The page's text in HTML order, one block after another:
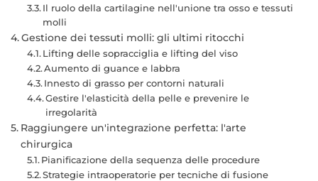
Il ruolo della cartilagine nell'unione tra osso e tessuti
molli
Gestione dei tessuti molli: gli ultimi ritocchi
Lifting delle sopracciglia e lifting del viso
Aumento di guance e labbra
Innesto di grasso per contorni naturali
Gestire l'elasticità della pelle e prevenire le
irregolarità
Raggiungere un'integrazione perfetta: l'arte
chirurgica
Pianificazione della sequenza delle procedure
Strategie intraoperatorie per tecniche di fusione